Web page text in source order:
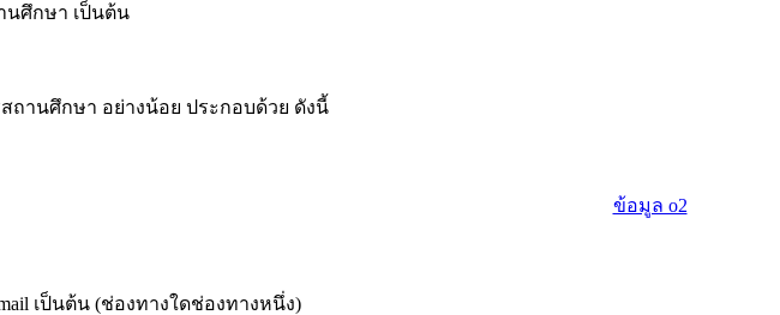
นศึกษา เป็นต้น
ถานศึกษา อย่างน้อย ประกอบด้วย ดังนี้
เป็นต้น (ช่องทางใดช่องทางหนึ่ง)
ข้อมูล o2